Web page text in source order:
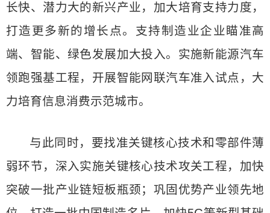
长快、潜力大的新兴产业，加大培育支持力度，
打造更多新的增长点。支持制造业企业瞄准高
端、智能、绿色发展加大投入。实施新能源汽车
领跑强基工程，开展智能网联汽车准入试点，大
力培育信息消费示范城市。
与此同时，要找准关键核心技术和零部件薄
弱环节，深入实施关键核心技术攻关工程，加快
突破一批产业链短板瓶颈；巩固优势产业领先地